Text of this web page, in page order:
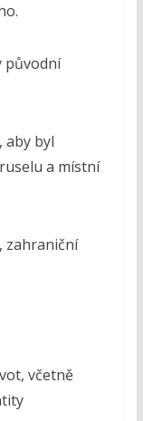
původní
aby byl
a místní
zahraniční
včetně